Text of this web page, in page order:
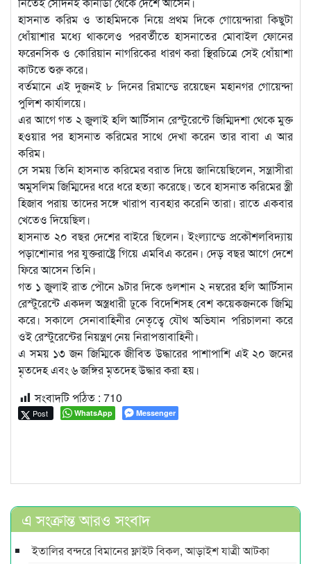
হাসনাত করিম ও তাহমিদকে নিয়ে প্রথম দিকে গোয়েন্দারা কিছুটা
ধোঁয়াশার মধ্যে থাকলেও পরবর্তীতে হাসনাতের মোবাইল ফোনের
ফরেনসিক ও কোরিয়ান নাগরিকের ধারণ করা স্থিরচিত্রে সেই ধোঁয়াশা
কাটতে শুরু করে।
বর্তমানে এই দুজনই ৮ দিনের রিমান্ডে রয়েছেন মহানগর গোয়েন্দা
পুলিশ কার্যালয়ে।
এর আগে গত ২ জুলাই হলি আর্টিসান রেস্টুরেন্টে জিম্মিদশা থেকে মুক্ত
হওয়ার পর হাসনাত করিমের সাথে দেখা করেন তার বাবা এ আর
করিম।
সে সময় তিনি হাসনাত করিমের বরাত দিয়ে জানিয়েছিলেন, সন্ত্রাসীরা
অমুসলিম জিম্মিদের ধরে ধরে হত্যা করেছে। তবে হাসনাত করিমের স্ত্রী
হিজাব পরায় তাদের সঙ্গে খারাপ ব্যবহার করেনি তারা। রাতে একবার
খেতেও দিয়েছিল।
হাসনাত ২০ বছর দেশের বাইরে ছিলেন। ইংল্যান্ডে প্রকৌশলবিদ্যায়
পড়াশোনার পর যুক্তরাষ্ট্রে গিয়ে এমবিএ করেন। দেড় বছর আগে দেশে
ফিরে আসেন তিনি।
গত ১ জুলাই রাত পৌনে ৯টার দিকে গুলশান ২ নম্বরের হলি আর্টিসান
রেস্টুরেন্টে একদল অস্ত্রধারী ঢুকে বিদেশিসহ বেশ কয়েকজনকে জিম্মি
করে। সকালে সেনাবাহিনীর নেতৃত্বে যৌথ অভিযান পরিচালনা করে
ওই রেস্টুরেন্টের নিয়ন্ত্রণ নেয় নিরাপত্তাবাহিনী।
এ সময় ১৩ জন জিম্মিকে জীবিত উদ্ধারের পাশাপাশি এই ২০ জনের
মৃতদেহ এবং ৬ জঙ্গির মৃতদেহ উদ্ধার করা হয়।
সংবাদটি পঠিত : 710
Post WhatsApp Messenger
এ সংক্রান্ত আরও সংবাদ
ইতালির বন্দরে বিমানের ফ্লাইট বিকল, আড়াইশ যাত্রী আটকা